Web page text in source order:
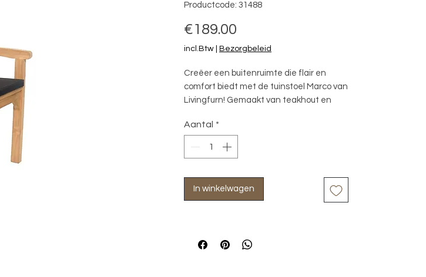
Productcode: 31488
€189.00
incl.Btw Bezorgbeleid
Creëer een buitenruimte die flair en
comfort biedt met de tuinstoel Marco van
Livingfurn! Gemaakt van teakhout en
voorzien van een strak vormgegeven
zitkussen voor comfort. Deze stoel
combineert functionaliteit met
buitenmeubilair dat je ruimte
Aantal *
In winkelwagen